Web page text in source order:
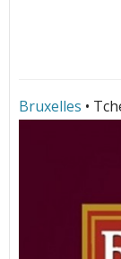
Bruxelles •